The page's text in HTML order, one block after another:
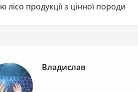
лісо продукції з цінної
Владислав